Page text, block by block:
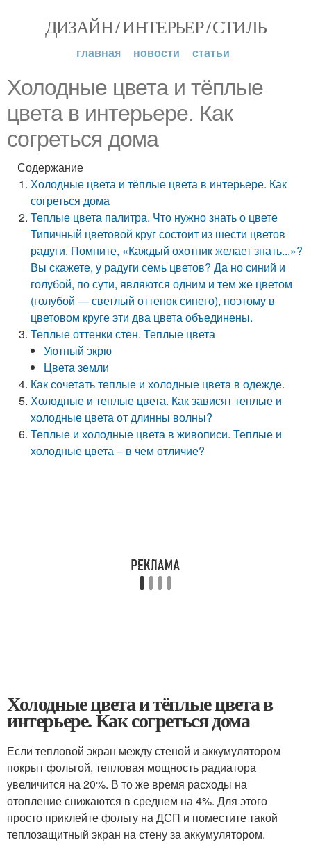
ДИЗАЙН / ИНТЕРЬЕР / СТИЛЬ
главная новости статьи
Холодные цвета и тёплые
цвета в интерьере. Как
согреться дома
Содержание
Холодные цвета и тёплые цвета в интерьере. Как
согреться дома
Теплые цвета палитра. Что нужно знать о цвете
Типичный цветовой круг состоит из шести цветов
радуги. Помните, «Каждый охотник желает знать...»?
Вы скажете, у радуги семь цветов? Да но синий и
голубой, по сути, являются одним и тем же цветом
(голубой — светлый оттенок синего), поэтому в
цветовом круге эти два цвета объединены.
Теплые оттенки стен. Теплые цвета
Уютный экрю
Цвета земли
Как сочетать теплые и холодные цвета в одежде.
Холодные и теплые цвета. Как зависят теплые и
холодные цвета от длинны волны?
Теплые и холодные цвета в живописи. Теплые и
холодные цвета – в чем отличие?
Холодные цвета и тёплые цвета в
интерьере. Как согреться дома
Если тепловой экран между стеной и аккумулятором
покрыт фольгой, тепловая мощность радиатора
увеличится на 20%. В то же время расходы на
отопление снижаются в среднем на 4%. Для этого
просто приклейте фольгу на ДСП и поместите такой
теплозащитный экран на стену за аккумулятором.